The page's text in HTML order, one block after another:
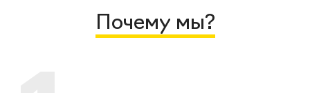
Почему мы?